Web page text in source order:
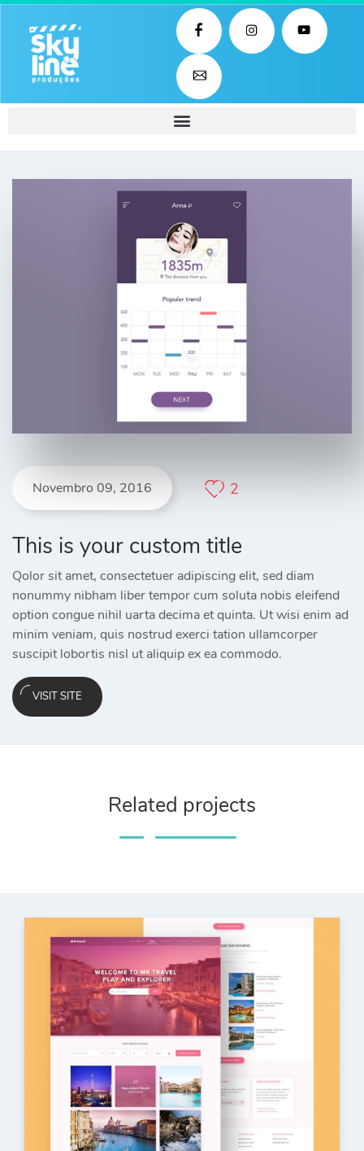
Novembro 09, 2016 2
This is your custom title
Qolor sit amet, consectetuer adipiscing elit, sed diam
nonummy nibham liber tempor cum soluta nobis eleifend
option congue nihil uarta decima et quinta. Ut wisi enim ad
minim veniam, quis nostrud exerci tation ullamcorper
suscipit lobortis nisl ut aliquip ex ea commodo.
VISIT SITE
Related projects